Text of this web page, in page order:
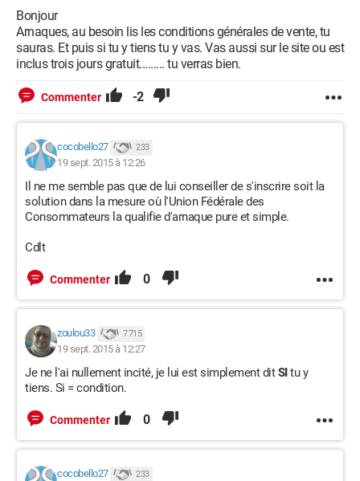
Bonjour
Arnaques, au besoin lis les conditions générales de vente, tu
sauras. Et puis si tu y tiens tu y vas. Vas aussi sur le site ou est
inclus trois jours gratuit......... tu verras bien.
Commenter -2
cocobello27 233
19 sept. 2015 à 12:26
Il ne me semble pas que de lui conseiller de s'inscrire soit la
solution dans la mesure où l'Union Fédérale des
Consommateurs la qualifie d'arnaque pure et simple.
Cdlt
Commenter 0
zoulou33 7 715
19 sept. 2015 à 12:27
Je ne l'ai nullement incité, je lui est simplement ditSItu y
tiens. Si = condition.
Commenter 0
cocobello27 233